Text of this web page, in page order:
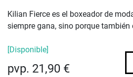
Kilian Fierce es el boxeador de
siempre gana, sino porque también
[Disponible]
pvp. 21,90 €